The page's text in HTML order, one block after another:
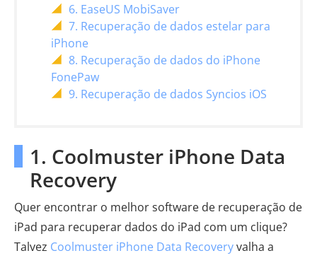
6. EaseUS MobiSaver
7. Recuperação de dados estelar para
iPhone
8. Recuperação de dados do iPhone
FonePaw
9. Recuperação de dados Syncios iOS
1. Coolmuster iPhone Data
Recovery
Quer encontrar o melhor software de recuperação de
iPad para recuperar dados do iPad com um clique?
Talvez Coolmuster iPhone Data Recoveryvalha a